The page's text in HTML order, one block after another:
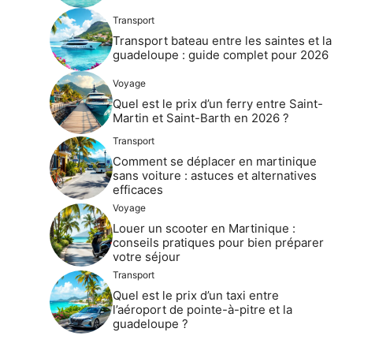
Transport
Transport bateau entre les saintes et la
guadeloupe : guide complet pour 2026
Voyage
Quel est le prix d’un ferry entre Saint-
Martin et Saint-Barth en 2026 ?
Transport
Comment se déplacer en martinique
sans voiture : astuces et alternatives
efficaces
Voyage
Louer un scooter en Martinique :
conseils pratiques pour bien préparer
votre séjour
Transport
Quel est le prix d’un taxi entre
l’aéroport de pointe-à-pitre et la
guadeloupe ?